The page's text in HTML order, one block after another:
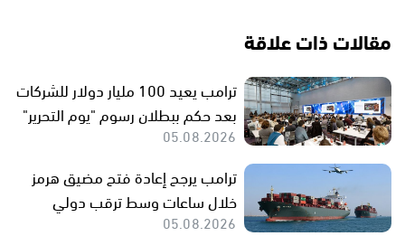
مقالات ذات علاقة
ترامب يعيد 100 مليار دولار للشركات
بعد حكم ببطلان رسوم "يوم التحرير"
05.08.2026
ترامب يرجح إعادة فتح مضيق هرمز
خلال ساعات وسط ترقب دولي
05.08.2026